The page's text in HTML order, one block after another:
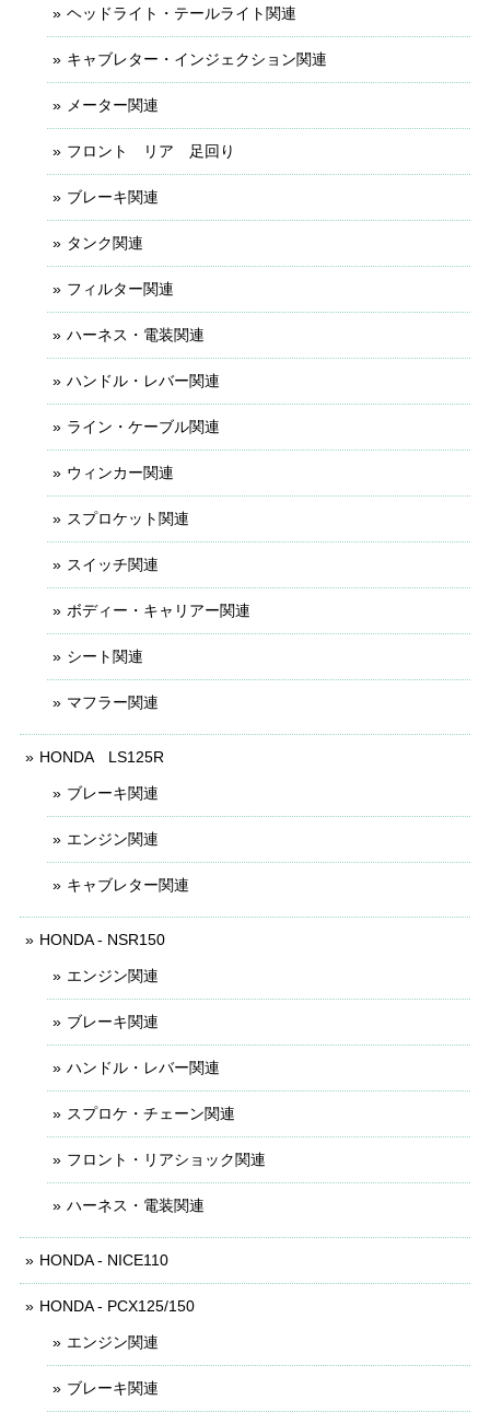
ヘッドライト・テールライト関連
キャブレター・インジェクション関連
メーター関連
フロント リア 足回り
ブレーキ関連
タンク関連
フィルター関連
ハーネス・電装関連
ハンドル・レバー関連
ライン・ケーブル関連
ウィンカー関連
スプロケット関連
スイッチ関連
ボディー・キャリアー関連
シート関連
マフラー関連
HONDA LS125R
ブレーキ関連
エンジン関連
キャブレター関連
HONDA - NSR150
エンジン関連
ブレーキ関連
ハンドル・レバー関連
スプロケ・チェーン関連
フロント・リアショック関連
ハーネス・電装関連
HONDA - NICE110
HONDA - PCX125/150
エンジン関連
ブレーキ関連